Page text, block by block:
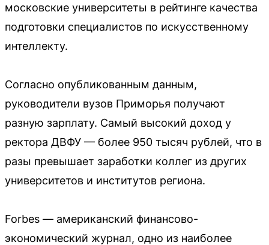
московские университеты в рейтинге качества
подготовки специалистов по искусственному
интеллекту.
Согласно опубликованным данным,
руководители вузов Приморья получают
разную зарплату. Самый высокий доход у
ректора ДВФУ — более 950 тысяч рублей, что в
разы превышает заработки коллег из других
университетов и институтов региона.
Forbes — американский финансово-
экономический журнал, одно из наиболее